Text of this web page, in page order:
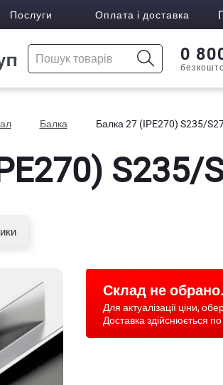
Послуги Оплата і доставка
0
Балка Балка 27 (IPE270) S235/
S235/
Склад не обрано.
Для актуалізації ціни,
Доставка здійснюється по